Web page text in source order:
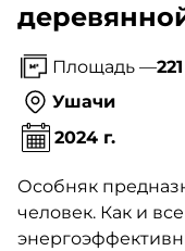
Площадь —
Ушачи
2024 г.
Особняк
человек. Как и